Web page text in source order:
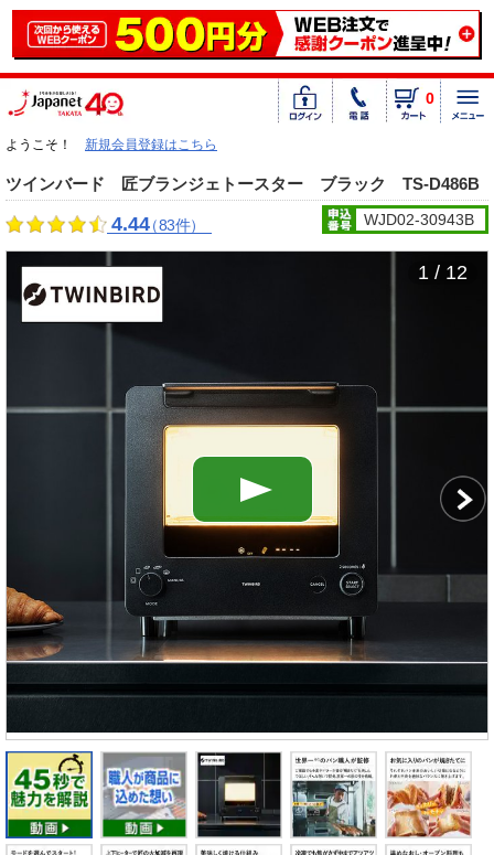
0
ようこそ！ 新規会員登録はこちら
ツインバード 匠ブランジェトースター ブラック TS-D486B
4.44（83件） WJD02-30943B
1 / 12